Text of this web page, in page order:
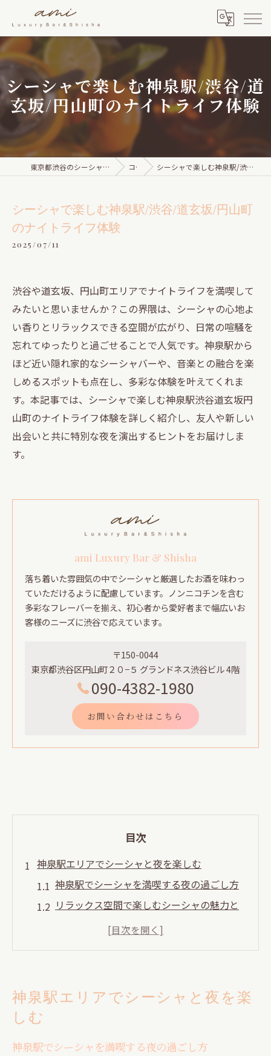
シーシャで楽しむ神泉駅/渋谷/道
玄坂/円山町のナイトライフ体験
東京都渋谷のシーシャならami Luxury Bar & Shisha コラム シーシャで楽しむ神泉駅/渋谷/道玄坂/円山町のナイトライフ体験
シーシャで楽しむ神泉駅/渋谷/道玄坂/円山町
のナイトライフ体験
2025/07/11
渋谷や道玄坂、円山町エリアでナイトライフを満喫して
みたいと思いませんか？この界隈は、シーシャの心地よ
い香りとリラックスできる空間が広がり、日常の喧騒を
忘れてゆったりと過ごせることで人気です。神泉駅から
ほど近い隠れ家的なシーシャバーや、音楽との融合を楽
しめるスポットも点在し、多彩な体験を叶えてくれま
す。本記事では、シーシャで楽しむ神泉駅渋谷道玄坂円
山町のナイトライフ体験を詳しく紹介し、友人や新しい
出会いと共に特別な夜を演出するヒントをお届けしま
す。
ami Luxury Bar & Shisha
落ち着いた雰囲気の中でシーシャと厳選したお酒を味わっ
ていただけるように配慮しています。ノンニコチンを含む
多彩なフレーバーを揃え、初心者から愛好者まで幅広いお
客様のニーズに渋谷で応えています。
〒150-0044
東京都渋谷区円山町２０−５ グランドネス渋谷ビル 4階
090-4382-1980
お問い合わせはこちら
目次
神泉駅エリアでシーシャと夜を楽しむ
神泉駅でシーシャを満喫する夜の過ごし方
リラックス空間で楽しむシーシャの魅力と
夜の神泉でシーシャを楽しむポイント解説
渋谷・道玄坂で味わうシーシャの魅力
神泉駅エリアでシーシャと夜を楽
しむ
神泉駅でシーシャを満喫する夜の過ごし方